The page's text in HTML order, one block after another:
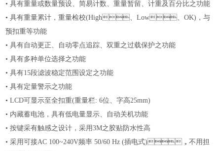
• 具有重量或数量预设、简易计数、重量暂留、计重及百分比之功能
• 具有重量累计，重量检校(High、Low、OK)，与
预扣重等功能
• 具有自动更正、自动零点追踪、双重之过载保护之功能
• 具有多种单位选择之功能
• 具有15段滤波稳定范围设定之功能
• 具有定量警示之功能
• LCD可显示至全扣重(重量栏: 6位、字高25mm)
• 内藏蓄电池，具有低电量显示、自动关机功能
• 按键采有触感之设计，采用3M之胶贴防水性高
• 采用可接AC 100~240V频率 50/60 Hz (插电式)，不用担